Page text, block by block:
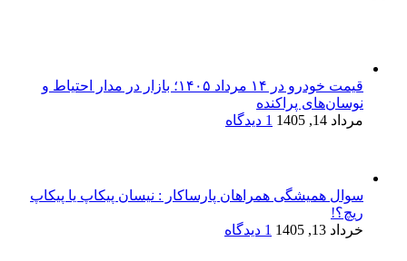
قیمت خودرو در ۱۴ مرداد ۱۴۰۵؛ بازار در مدار احتیاط و
نوسان‌های پراکنده
مرداد 14, 1405
1 دیدگاه
سوال همیشگی همراهان پارساکار : نیسان پیکاپ یا پیکاپ
ریچ؟!
خرداد 13, 1405
1 دیدگاه